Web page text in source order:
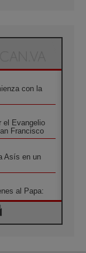
con la
el Evangelio
Francisco
Asís en un
al Papa:
en Roma en